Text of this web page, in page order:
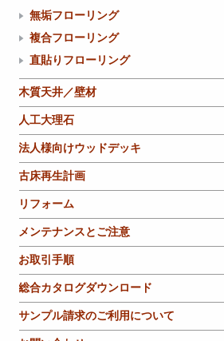
無垢フローリング
複合フローリング
直貼りフローリング
木質天井／壁材
人工大理石
法人様向けウッドデッキ
古床再生計画
リフォーム
メンテナンスとご注意
お取引手順
総合カタログダウンロード
サンプル請求のご利用について